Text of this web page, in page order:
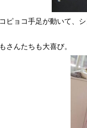
ピョコ手足が動いて、
さんたちも大喜び。